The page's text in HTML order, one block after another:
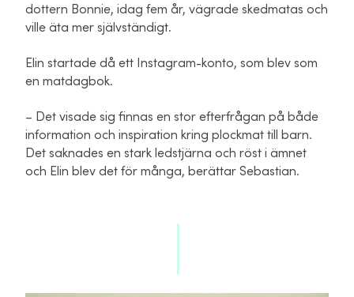
dottern Bonnie, idag fem år, vägrade skedmatas och
ville äta mer självständigt.
Elin startade då ett Instagram-konto, som blev som
en matdagbok.
– Det visade sig finnas en stor efterfrågan på både
information och inspiration kring plockmat till barn.
Det saknades en stark ledstjärna och röst i ämnet
och Elin blev det för många, berättar Sebastian.